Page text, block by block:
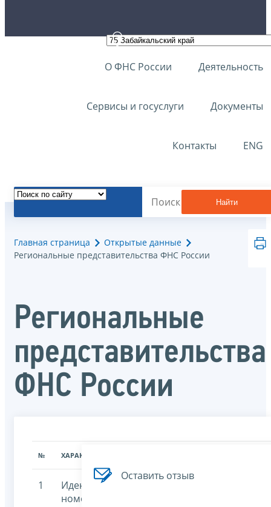
О ФНС России Деятельность
Сервисы и госуслуги Документы
Контакты ENG
Найти
Главная страница
Открытые данные
Региональные представительства ФНС России
Региональные
представительства
ФНС России
№ ХАРАКТЕРИСТИКА
1
Идентификационный
номер
Оставить отзыв